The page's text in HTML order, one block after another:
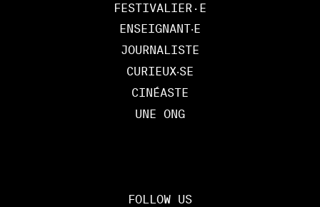
FESTIVALIER·E
ENSEIGNANT‧E
JOURNALISTE
CURIEUX‧SE
CINÉASTE
UNE ONG
FOLLOW US